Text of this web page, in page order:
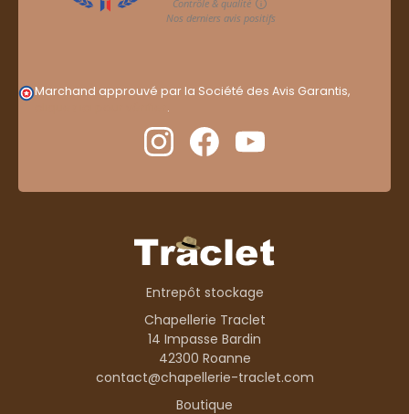
Marchand approuvé par la Société des Avis Garantis,
.
Entrepôt stockage
Chapellerie Traclet
14 Impasse Bardin
42300 Roanne
contact@chapellerie-traclet.com
Boutique